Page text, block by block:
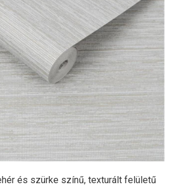
és szürke színű, texturált felületű